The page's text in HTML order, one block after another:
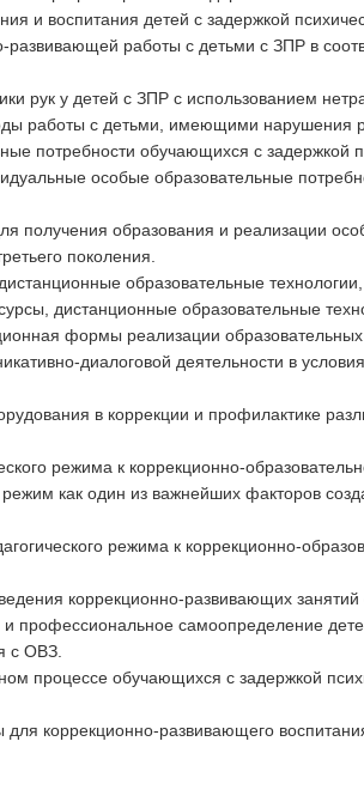
и воспитания детей с задержкой
развивающей работы с детьми с ЗПР в
рук у детей с ЗПР с использованием
работы с детьми, имеющими нарушения
потребности обучающихся с задержкой
особые образовательные
получения образования и реализации
поколения.
образовательные
дистанционные образовательные
формы реализации
диалоговой деятельности в
в коррекции и профилактике
режима к коррекционно-
как один из важнейших факторов
режима к коррекционно-
коррекционно-развивающих занятий
самоопределение
с ОВЗ.
процессе обучающихся с задержкой
коррекционно-развивающего